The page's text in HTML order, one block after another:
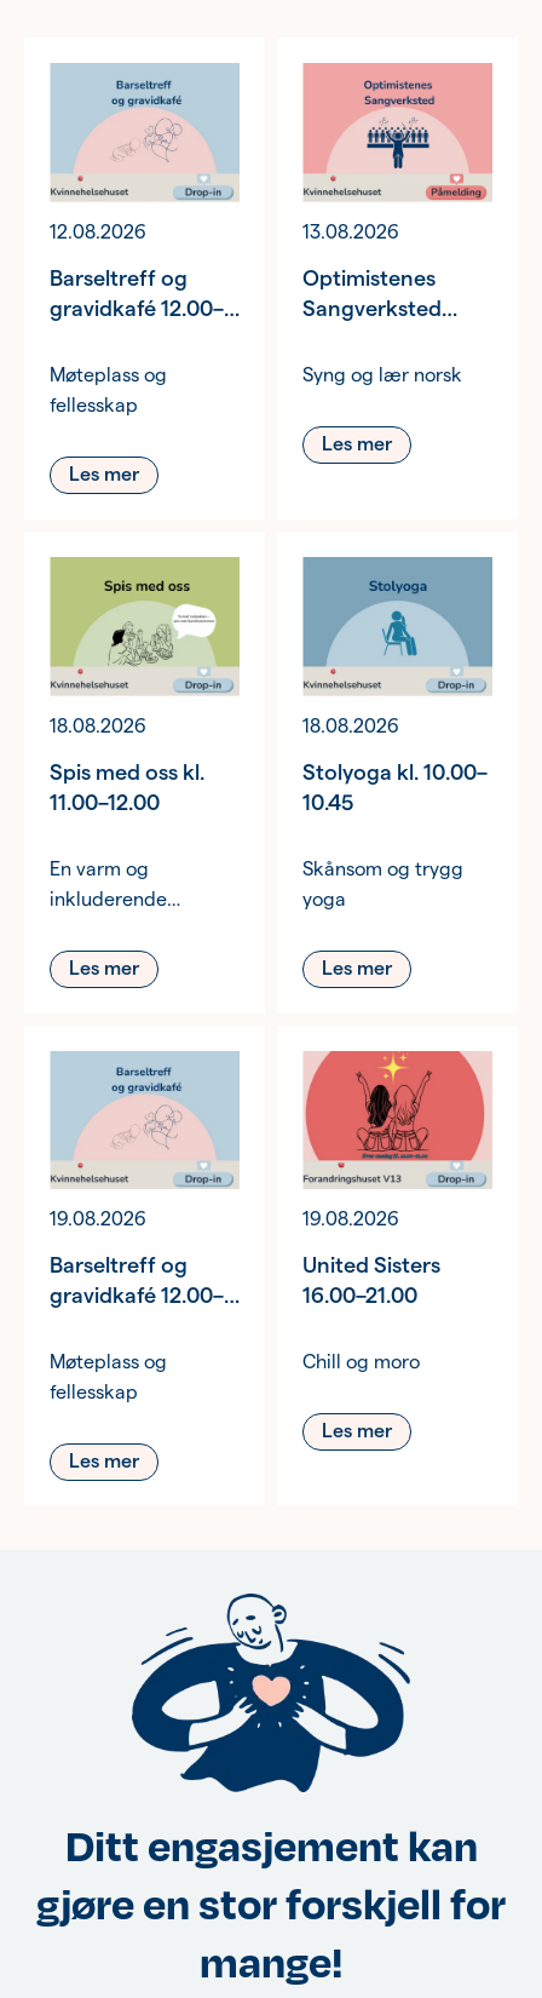
12.08.2026
Barseltreff og
gravidkafé 12.00–
Møteplass og
fellesskap
Les mer
13.08.2026
Optimistenes
Sangverksted
Syng og lær norsk
Les mer
18.08.2026
Spis med oss kl.
11.00–12.00
En varm og
inkluderende
Les mer
18.08.2026
Stolyoga kl. 10.00–
10.45
Skånsom og trygg
yoga
Les mer
19.08.2026
Barseltreff og
gravidkafé 12.00–
Møteplass og
fellesskap
Les mer
19.08.2026
United Sisters
16.00–21.00
Chill og moro
Les mer
Ditt engasjement kan
gjøre en stor forskjell for
mange!